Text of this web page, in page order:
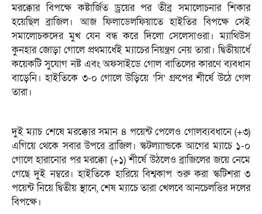
মরক্কোর বিপক্ষে কষ্টার্জিত ড্রয়ের পর তীব্র সমালোচনার শিকার
হয়েছিল ব্রাজিল। আজ ফিলাডেলফিয়াতে হাইতির বিপক্ষে সেই
সমালোচকদের মুখ যেন বন্ধ করে দিলো সেলেসাওরা। ম্যাথিউস
কুনহার জোড়া গোলে প্রথমার্ধেই ম্যাচের নিয়ন্ত্রণ নেয় তারা। দ্বিতীয়ার্ধে
কয়েকটি সুযোগ নষ্ট এবং অফসাইডে গোল বাতিলের কারণে ব্যবধান
বাড়েনি। হাইতিকে ৩-০ গোলে উড়িয়ে ‘সি’ গ্রুপের শীর্ষে উঠে গেল
তারা।
দুই ম্যাচ শেষে মরক্কোর সমান ৪ পয়েন্ট পেলেও গোলব্যবধানে (+৩)
এগিয়ে থেকে সবার উপরে ব্রাজিল। স্কটল্যাান্ডকে আগের ম্যাচে ১-০
গোলে হারানোর পর মরক্কো (+১) শীর্ষে উঠলেও ব্রাজিলের জয়ে নেমে
গেছে দুই নম্বরে। হাইতিকে হারিয়ে বিশ্বকাপ শুরু করা স্কটিশরা ৩
পয়েন্ট নিয়ে দ্বিতীয় স্থানে, শেষ ম্যাচে তারা খেলবে আনচেলত্তির দলের
বিপক্ষে।